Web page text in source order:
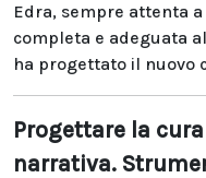
Edra, sempre attenta
completa e adeguata
ha progettato il nuovo
Progettare la
narrativa.